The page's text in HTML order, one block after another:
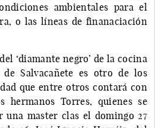
ambientales para el
o las líneas de finanaciación
‘diamante negro’ de la cocina
Salvacañete es otro de los
que entre otros contará con
hermanos Torres, quienes se
una master clas el domingo 27